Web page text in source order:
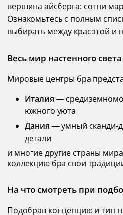
вершина айсберга: сотни
Ознакомьтесь с полным
выбирать между красотой и
Весь мир настенного
Мировые центры бра
Италия —
южного уюта
Дания — умный сканди-
детали
и многие другие страны
коллекцию бра свои
На что смотреть при
Подобрав концепцию и тип